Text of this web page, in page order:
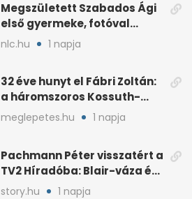
Megszületett Szabados Ági
első gyermeke, fotóval
jelentette be
nlc.hu 1 napja
32 éve hunyt el Fábri Zoltán:
a háromszoros Kossuth-
díjas rendező
meglepetes.hu 1 napja
Pachmann Péter visszatért a
TV2 Híradóba: Blair-váza és
császári kézfogás
story.hu 1 napja